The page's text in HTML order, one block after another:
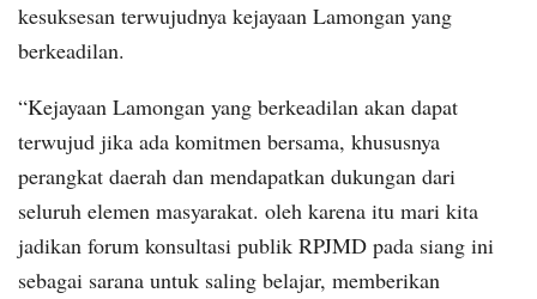
kesuksesan terwujudnya kejayaan Lamongan yang
berkeadilan.
“Kejayaan Lamongan yang berkeadilan akan dapat
terwujud jika ada komitmen bersama, khususnya
perangkat daerah dan mendapatkan dukungan dari
seluruh elemen masyarakat. oleh karena itu mari kita
jadikan forum konsultasi publik RPJMD pada siang ini
sebagai sarana untuk saling belajar, memberikan